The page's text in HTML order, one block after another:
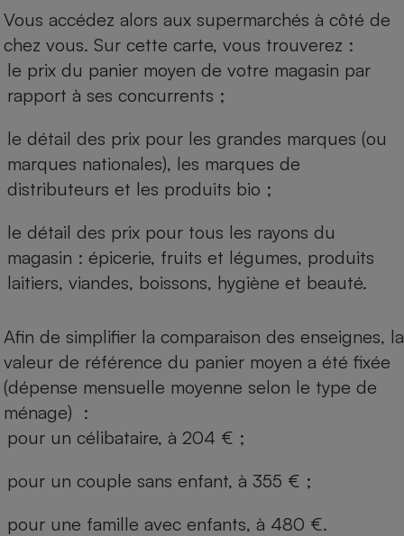
Vous accédez alors aux supermarchés à côté de
chez vous. Sur cette carte, vous trouverez :
le prix du panier moyen de votre magasin par
rapport à ses concurrents ;
le détail des prix pour les grandes marques (ou
marques nationales), les marques de
distributeurs et les produits bio ;
le détail des prix pour tous les rayons du
magasin : épicerie, fruits et légumes, produits
laitiers, viandes, boissons, hygiène et beauté.
Afin de simplifier la comparaison des enseignes, la
valeur de référence du panier moyen a été fixée
(dépense mensuelle moyenne selon le type de
ménage) :
pour un célibataire, à 204 € ;
pour un couple sans enfant, à 355 € ;
pour une famille avec enfants, à 480 €.